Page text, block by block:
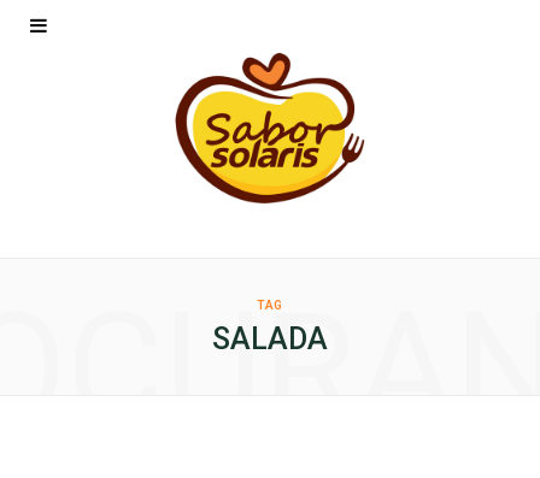
TAG
SALADA